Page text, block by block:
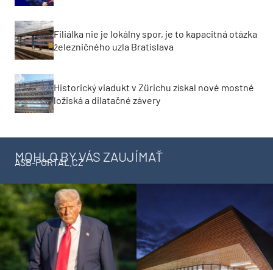
Filiálka nie je lokálny spor, je to kapacitná otázka
železničného uzla Bratislava
Historický viadukt v Zürichu získal nové mostné
ložiská a dilatačné závery
MOHLO BY VÁS ZAUJÍMAŤ
ASB-PORTAL.CZ